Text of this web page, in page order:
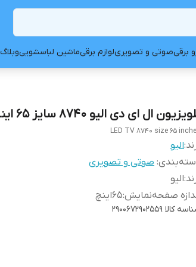
برقیصوتی و تصویریلوازم برقیماشین لباسشوییوبلاگ
ال ای دی الیو 8740 سایز 65 اینچ
LED TV 8740 size 65
الیو
: صوتی و تصویری
:الیو
صفحه‌نمایش:65اینچ
کالا 2900672902559